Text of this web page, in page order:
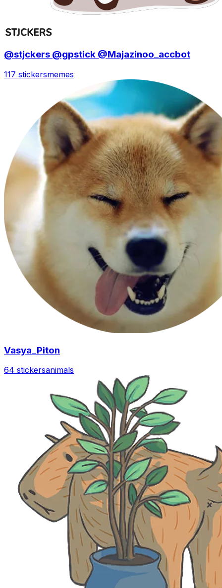
@stjckers @gpstick @Majazinoo_accbot
117 stickersmemes
Vasya_Piton
64 stickersanimals